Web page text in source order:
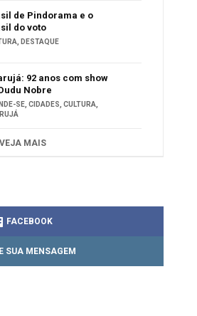
de Pindorama e o
do voto
, DESTAQUE
92 anos com show
Nobre
SE,CIDADES,CULTURA,
VEJA MAIS
FACEBOOK
SUA MENSAGEM